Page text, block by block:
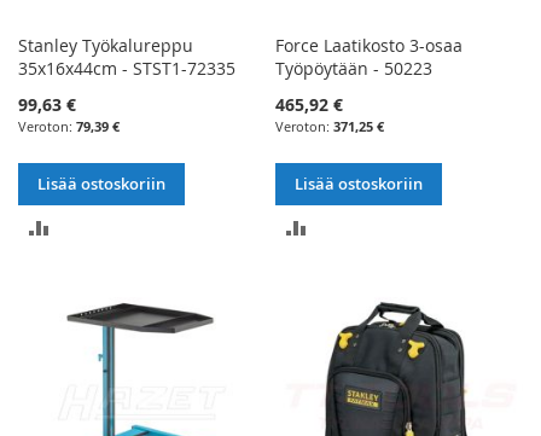
Stanley Työkalureppu
35x16x44cm - STST1-72335
99,63 €
79,39 €
Lisää ostoskoriin
Force Laatikosto 3-osaa
Työpöytään - 50223
465,92 €
371,25 €
Lisää ostoskoriin